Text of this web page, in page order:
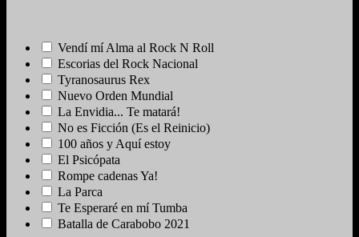
Vendí mí Alma al Rock N Roll
Escorias del Rock Nacional
Tyranosaurus Rex
Nuevo Orden Mundial
La Envidia... Te matará!
No es Ficción (Es el Reinicio)
100 años y Aquí estoy
El Psicópata
Rompe cadenas Ya!
La Parca
Te Esperaré en mí Tumba
Batalla de Carabobo 2021